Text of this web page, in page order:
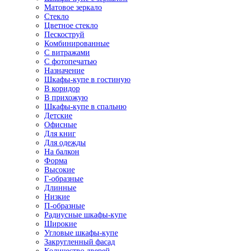
Матовое зеркало
Стекло
Цветное стекло
Пескоструй
Комбинированные
С витражами
С фотопечатью
Назначение
Шкафы-купе в гостиную
В коридор
В прихожую
Шкафы-купе в спальню
Детские
Офисные
Для книг
Для одежды
На балкон
Форма
Высокие
Г-образные
Длинные
Низкие
П-образные
Радиусные шкафы-купе
Широкие
Угловые шкафы-купе
Закругленный фасад